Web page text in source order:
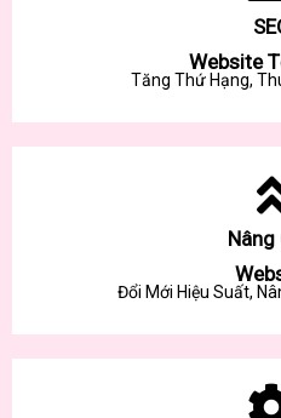
Website
Tăng Thứ Hạng,
Nâng
Đổi Mới Hiệu Suất,